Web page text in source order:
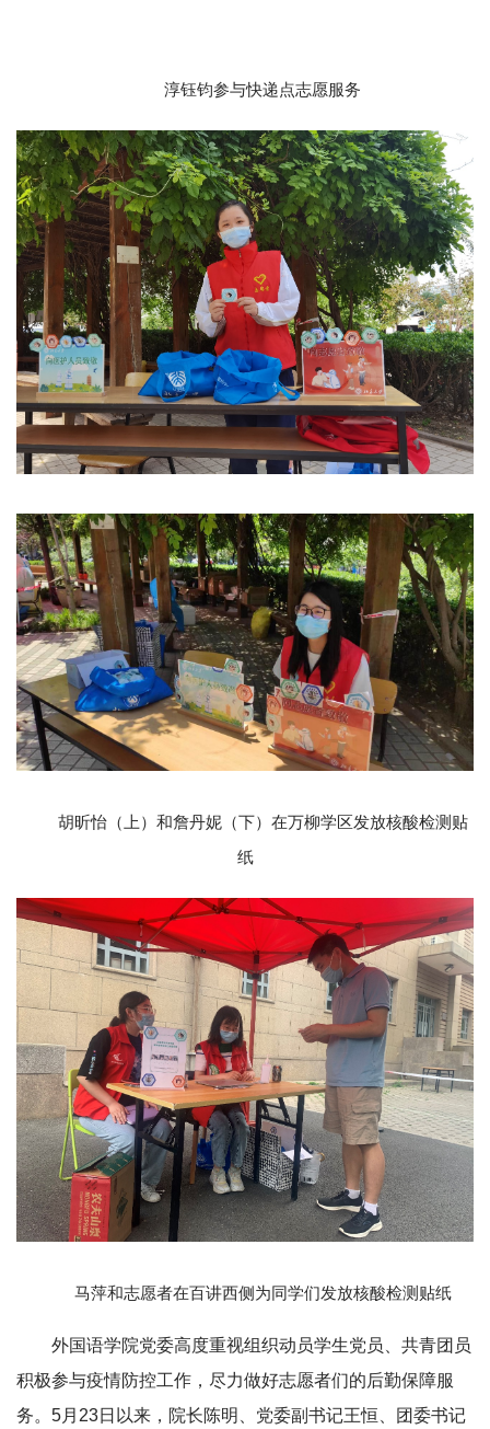
淳钰钧参与快递点志愿服务
胡昕怡（上）和詹丹妮（下）在万柳学区发放核酸检测贴
纸
马萍和志愿者在百讲西侧为同学们发放核酸检测贴纸
外国语学院党委高度重视组织动员学生党员、共青团员
积极参与疫情防控工作，尽力做好志愿者们的后勤保障服
务。5月23日以来，院长陈明、党委副书记王恒、团委书记